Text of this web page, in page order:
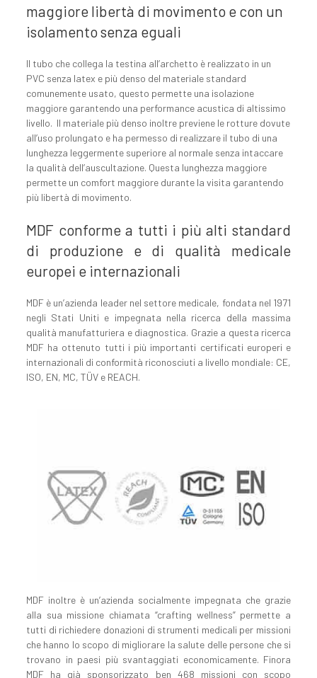
maggiore libertà di movimento e con un
isolamento senza eguali
Il tubo che collega la testina all’archetto è realizzato in un
PVC senza latex e più denso del materiale standard
comunemente usato, questo permette una isolazione
maggiore garantendo una performance acustica di altissimo
livello. Il materiale più denso inoltre previene le rotture dovute
all’uso prolungato e ha permesso di realizzare il tubo di una
lunghezza leggermente superiore al normale senza intaccare
la qualità dell’auscultazione. Questa lunghezza maggiore
permette un comfort maggiore durante la visita garantendo
più libertà di movimento.
MDF conforme a tutti i più alti standard
di produzione e di qualità medicale
europei e internazionali
MDF è un’azienda leader nel settore medicale, fondata nel 1971
negli Stati Uniti e impegnata nella ricerca della massima
qualità manufatturiera e diagnostica. Grazie a questa ricerca
MDF ha ottenuto tutti i più importanti certificati europeri e
internazionali di conformità riconosciuti a livello mondiale: CE,
ISO, EN, MC, TÜV e REACH.
MDF inoltre è un’azienda socialmente impegnata che grazie
alla sua missione chiamata “crafting wellness” permette a
tutti di richiedere donazioni di strumenti medicali per missioni
che hanno lo scopo di migliorare la salute delle persone che si
trovano in paesi più svantaggiati economicamente. Finora
MDF ha già sponsorizzato ben 468 missioni con scopo